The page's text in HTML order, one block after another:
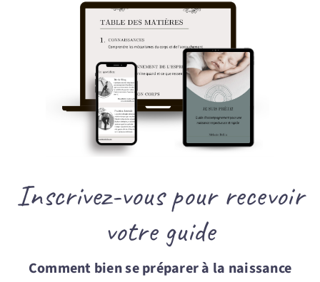
Inscrivez-vous pour recevoir
votre guide
Comment bien se préparer à la naissance